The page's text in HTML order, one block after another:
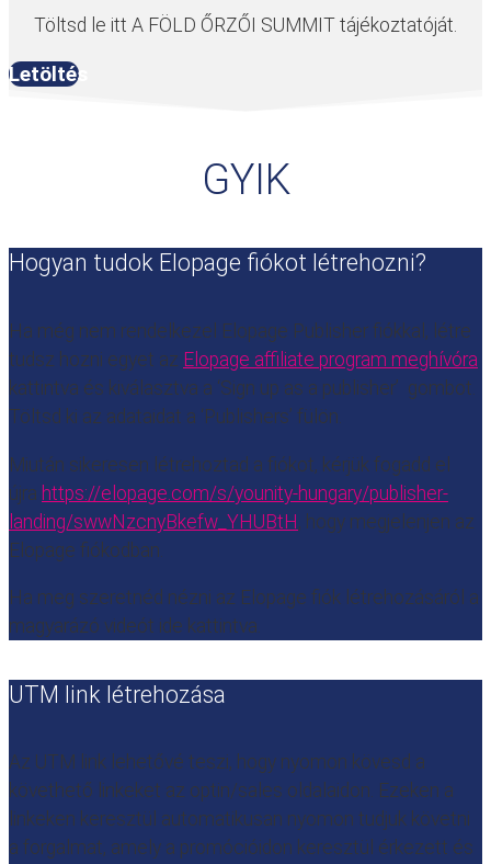
Töltsd le itt A FÖLD ŐRZŐI SUMMIT tájékoztatóját.
Letöltés
GYIK
Hogyan tudok Elopage fiókot létrehozni?
Ha még nem rendelkezel Elopage Publisher fiókkal, létre
tudsz hozni egyet az Elopage affiliate program meghívóra
kattintva és kiválasztva a ‘Sign up as a publisher’ gombot.
Töltsd ki az adataidat a ‘Publishers’ fülön.
Miután sikeresen létrehoztad a fiókot, kérjük fogadd el
újra https://elopage.com/s/younity-hungary/publisher-
landing/swwNzcnyBkefw_YHUBtH, hogy megjelenjen az
Elopage fiókodban.
Ha meg szeretnéd nézni az Elopage fiók létrehozásáról a
magyarázó videót ide kattintva.
UTM link létrehozása
Az UTM link lehetővé teszi, hogy nyomon kövesd a
követhető linkeket az optin/sales oldalaidon. Ezeken a
linkeken keresztül automatikusan nyomon tudjuk követni
a forgalmat, amely a promócióidon keresztül érkezett és